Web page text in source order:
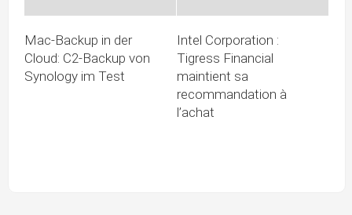
Mac-Backup in der
Cloud: C2-Backup von
Synology im Test
Intel Corporation :
Tigress Financial
maintient sa
recommandation à
l’achat